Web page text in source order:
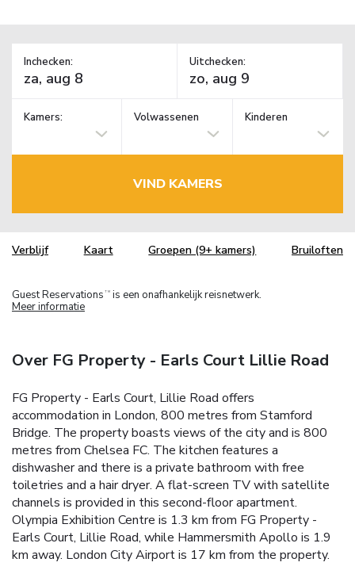
Inchecken: Uitchecken:
Kamers: Volwassenen Kinderen
VIND KAMERS
Verblijf Kaart Groepen (9+ kamers) Bruiloften
Guest Reservations TM is een onafhankelijk reisnetwerk.
Meer informatie
Over FG Property - Earls Court Lillie Road
FG Property - Earls Court, Lillie Road offers
accommodation in London, 800 metres from Stamford
Bridge. The property boasts views of the city and is 800
metres from Chelsea FC. The kitchen features a
dishwasher and there is a private bathroom with free
toiletries and a hair dryer. A flat-screen TV with satellite
channels is provided in this second-floor apartment.
Olympia Exhibition Centre is 1.3 km from FG Property -
Earls Court, Lillie Road, while Hammersmith Apollo is 1.9
km away. London City Airport is 17 km from the property.